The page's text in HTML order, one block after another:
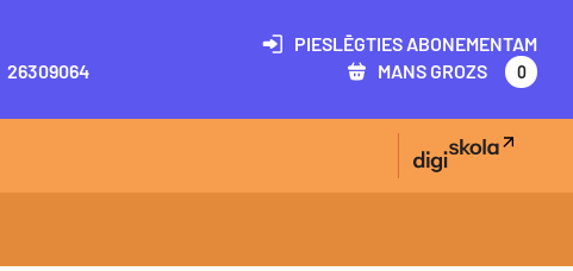
26309064
PIESLĒGTIES ABONEMENTAM
MANS GROZS
0